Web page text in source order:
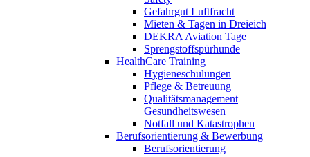
Gefahrgut Luftfracht
Mieten & Tagen in Dreieich
DEKRA Aviation Tage
Sprengstoffspürhunde
HealthCare Training
Hygieneschulungen
Pflege & Betreuung
Qualitätsmanagement
Gesundheitswesen
Notfall und Katastrophen
Berufsorientierung & Bewerbung
Berufsorientierung